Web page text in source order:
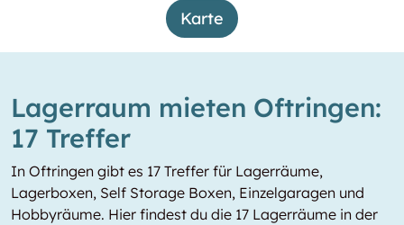
Karte
Lagerraum mieten Oftringen:
17 Treffer
In Oftringen gibt es 17 Treffer für Lagerräume,
Lagerboxen, Self Storage Boxen, Einzelgaragen und
Hobbyräume. Hier findest du die 17 Lagerräume in der